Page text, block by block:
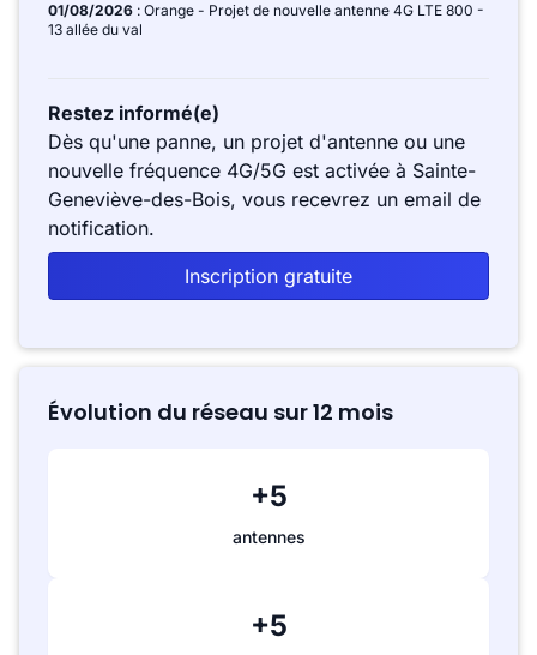
01/08/2026 : Orange - Projet de nouvelle antenne 4G LTE 800 -
13 allée du val
Restez informé(e)
Dès qu'une panne, un projet d'antenne ou une
nouvelle fréquence 4G/5G est activée à Sainte-
Geneviève-des-Bois, vous recevrez un email de
notification.
Inscription gratuite
Évolution du réseau sur 12 mois
+5
antennes
+5